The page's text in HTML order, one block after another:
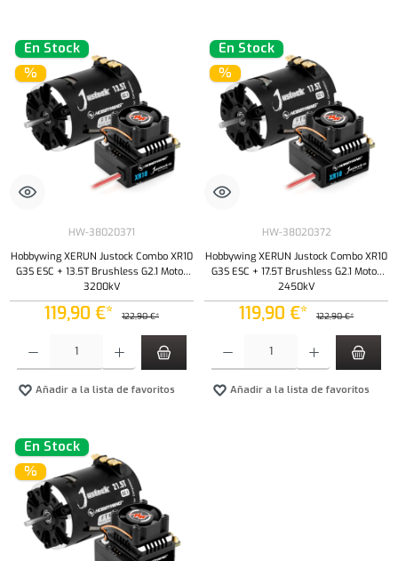
En Stock
%
HW-38020371
Hobbywing XERUN Justock Combo XR10
G3S ESC + 13.5T Brushless G2.1 Motor
3200kV
119,90 €* 122,90 €*
Añadir a la lista de favoritos
En Stock
%
HW-38020372
Hobbywing XERUN Justock Combo XR10
G3S ESC + 17.5T Brushless G2.1 Motor
2450kV
119,90 €* 122,90 €*
Añadir a la lista de favoritos
En Stock
%